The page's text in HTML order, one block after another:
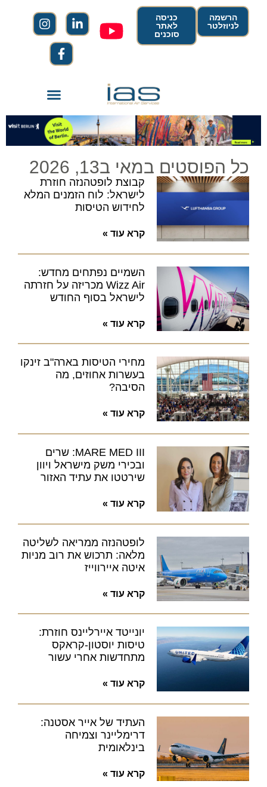
הרשמה
לניוזלטר
כניסה
לאתר
סוכנים
כל הפוסטים במאי ב13, 2026
קבוצת לופטהנזה חוזרת
לישראל: לוח הזמנים המלא
לחידוש הטיסות
קרא עוד »
השמיים נפתחים מחדש:
Wizz Air מכריזה על חזרתה
לישראל בסוף החודש
קרא עוד »
מחירי הטיסות בארה"ב זינקו
בעשרות אחוזים, מה
הסיבה?
קרא עוד »
MARE MED III: שרים
ובכירי משק מישראל ויוון
שירטטו את עתיד האזור
קרא עוד »
לופטהנזה ממריאה לשליטה
מלאה: תרכוש את רוב מניות
איטה איירווייז
קרא עוד »
יונייטד איירליינס חוזרת:
טיסות יוסטון-קראקס
מתחדשות אחרי עשור
קרא עוד »
העתיד של אייר אסטנה:
דרימליינר וצמיחה
בינלאומית
קרא עוד »